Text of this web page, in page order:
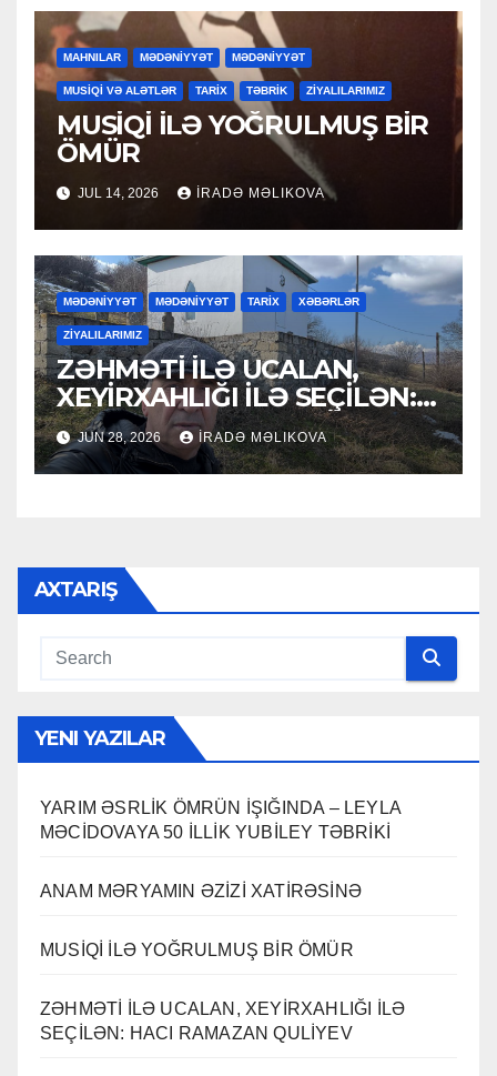
MAHNILAR MƏDƏNİYYƏT MƏDƏNİYYƏT
MUSİQİ VƏ ALƏTLƏR TARİX TƏBRİK ZİYALILARIMIZ
MUSİQİ İLƏ YOĞRULMUŞ BİR
ÖMÜR
JUL 14, 2026 İRADƏ MƏLIKOVA
MƏDƏNİYYƏT MƏDƏNİYYƏT TARİX XƏBƏRLƏR
ZİYALILARIMIZ
ZƏHMƏTİ İLƏ UCALAN,
XEYİRXAHLIĞI İLƏ SEÇİLƏN:
HACI RAMAZAN QULİYEV
JUN 28, 2026 İRADƏ MƏLIKOVA
AXTARIŞ
YENI YAZILAR
YARIM ƏSRLİK ÖMRÜN İŞIĞINDA – LEYLA
MƏCİDOVAYA 50 İLLİK YUBİLEY TƏBRİKİ
ANAM MƏRYAMIN ƏZİZİ XATİRƏSİNƏ
MUSİQİ İLƏ YOĞRULMUŞ BİR ÖMÜR
ZƏHMƏTİ İLƏ UCALAN, XEYİRXAHLIĞI İLƏ
SEÇİLƏN: HACI RAMAZAN QULİYEV